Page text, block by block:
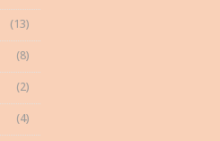
(13)
(8)
(2)
(4)